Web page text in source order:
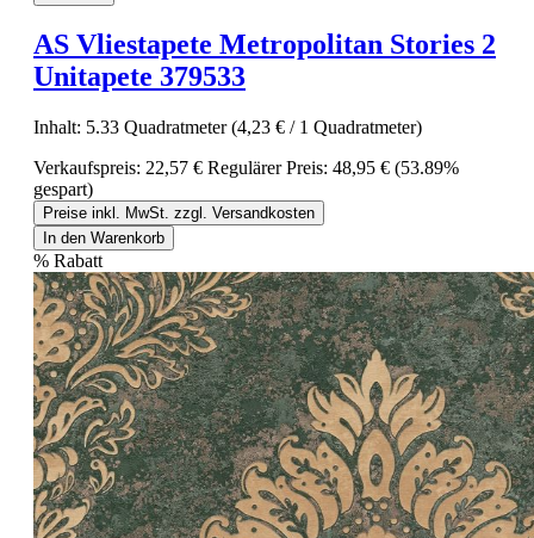
AS Vliestapete Metropolitan Stories 2
Unitapete 379533
Inhalt: 5.33 Quadratmeter(4,23 € / 1 Quadratmeter)
Verkaufspreis: 22,57 € Regulärer Preis: 48,95 € (53.89%
gespart)
Preise inkl. MwSt. zzgl. Versandkosten
In den Warenkorb
% Rabatt